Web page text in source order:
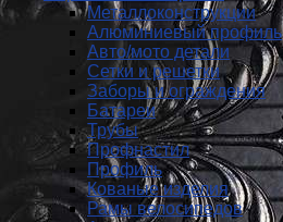
Металлоконструкции
Алюминиевый профиль
Авто/мото детали
Сетки и решетки
Заборы и ограждения
Батареи
Трубы
Профнастил
Профиль
Кованые изделия
Рамы велосипедов